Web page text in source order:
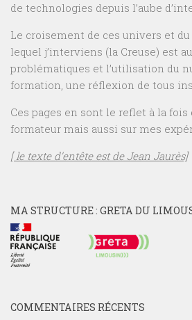
de technologies depuis l’aube
Le croisement de ces univers et
lequel j’interviens (la Creuse) est
problématiques et l’utilisation du
formation, une réflexion de tous
Ces pages en sont le reflet à la fois
formateur mais aussi sur mes
[ le texte d’entête est de Jean Jaurès]
MA STRUCTURE : GRETA DU
COMMENTAIRES RÉCENTS